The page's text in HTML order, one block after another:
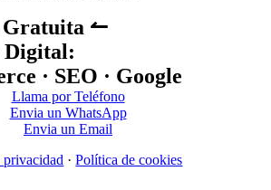
Gratuita ↼
Digital:
· SEO · Google
Llama por Teléfono
Envia un WhatsApp
Envia un Email
privacidad ·Política de cookies